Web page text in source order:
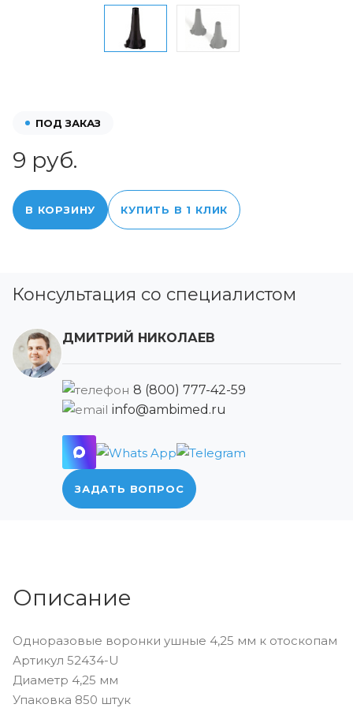
ПОД ЗАКАЗ
9 руб.
В КОРЗИНУ КУПИТЬ В 1 КЛИК
Консультация со специалистом
ДМИТРИЙ НИКОЛАЕВ
8 (800) 777-42-59
info@ambimed.ru
ЗАДАТЬ ВОПРОС
Описание
Одноразовые воронки ушные 4,25 мм к отоскопам
Артикул 52434-U
Диаметр 4,25 мм
Упаковка 850 штук